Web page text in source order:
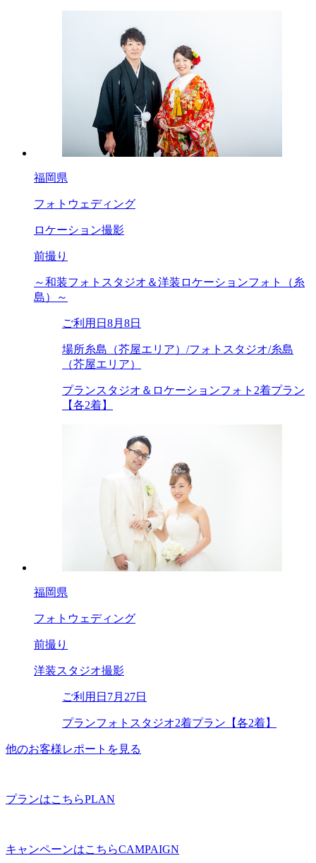
福岡県
フォトウェディング
ロケーション撮影
前撮り
～和装フォトスタジオ＆洋装ロケーションフォト（糸
島）～
ご利用日 8月8日
場所糸島（芥屋エリア）/フォトスタジオ/糸島
（芥屋エリア）
プランスタジオ＆ロケーションフォト2着プラン
【各2着】
福岡県
フォトウェディング
前撮り
洋装スタジオ撮影
ご利用日 7月27日
プランフォトスタジオ2着プラン【各2着】
他のお客様レポートを見る
プランはこちらPLAN
キャンペーンはこちらCAMPAIGN